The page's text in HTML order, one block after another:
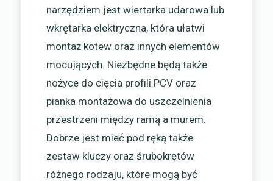
narzędziem jest wiertarka udarowa lub
wkrętarka elektryczna, która ułatwi
montaż kotew oraz innych elementów
mocujących. Niezbędne będą także
nożyce do cięcia profili PCV oraz
pianka montażowa do uszczelnienia
przestrzeni między ramą a murem.
Dobrze jest mieć pod ręką także
zestaw kluczy oraz śrubokrętów
różnego rodzaju, które mogą być